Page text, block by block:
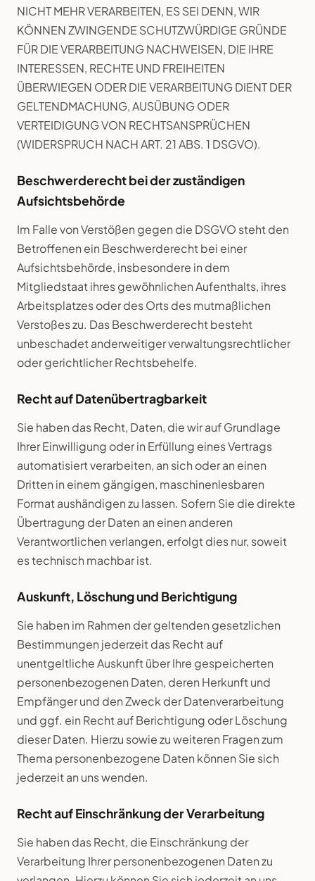
NICHT MEHR VERARBEITEN, ES SEI DENN, WIR
KÖNNEN ZWINGENDE SCHUTZWÜRDIGE GRÜNDE
FÜR DIE VERARBEITUNG NACHWEISEN, DIE IHRE
INTERESSEN, RECHTE UND FREIHEITEN
ÜBERWIEGEN ODER DIE VERARBEITUNG DIENT DER
GELTENDMACHUNG, AUSÜBUNG ODER
VERTEIDIGUNG VON RECHTSANSPRÜCHEN
(WIDERSPRUCH NACH ART. 21 ABS. 1 DSGVO).
Beschwerderecht bei der zuständigen
Aufsichtsbehörde
Im Falle von Verstößen gegen die DSGVO steht den
Betroffenen ein Beschwerderecht bei einer
Aufsichtsbehörde, insbesondere in dem
Mitgliedstaat ihres gewöhnlichen Aufenthalts, ihres
Arbeitsplatzes oder des Orts des mutmaßlichen
Verstoßes zu. Das Beschwerderecht besteht
unbeschadet anderweitiger verwaltungsrechtlicher
oder gerichtlicher Rechtsbehelfe.
Recht auf Datenübertragbarkeit
Sie haben das Recht, Daten, die wir auf Grundlage
Ihrer Einwilligung oder in Erfüllung eines Vertrags
automatisiert verarbeiten, an sich oder an einen
Dritten in einem gängigen, maschinenlesbaren
Format aushändigen zu lassen. Sofern Sie die direkte
Übertragung der Daten an einen anderen
Verantwortlichen verlangen, erfolgt dies nur, soweit
es technisch machbar ist.
Auskunft, Löschung und Berichtigung
Sie haben im Rahmen der geltenden gesetzlichen
Bestimmungen jederzeit das Recht auf
unentgeltliche Auskunft über Ihre gespeicherten
personenbezogenen Daten, deren Herkunft und
Empfänger und den Zweck der Datenverarbeitung
und ggf. ein Recht auf Berichtigung oder Löschung
dieser Daten. Hierzu sowie zu weiteren Fragen zum
Thema personenbezogene Daten können Sie sich
jederzeit an uns wenden.
Recht auf Einschränkung der Verarbeitung
Sie haben das Recht, die Einschränkung der
Verarbeitung Ihrer personenbezogenen Daten zu